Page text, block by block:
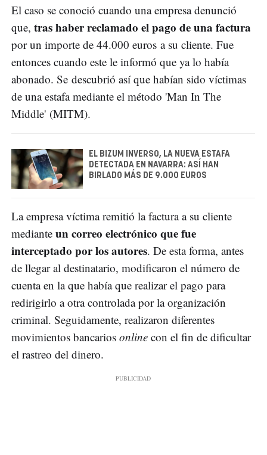
El caso se conoció cuando una empresa denunció
que, tras haber reclamado el pago de una factura
por un importe de 44.000 euros a su cliente. Fue
entonces cuando este le informó que ya lo había
abonado. Se descubrió así que habían sido víctimas
de una estafa mediante el método 'Man In The
Middle' (MITM).
EL BIZUM INVERSO, LA NUEVA ESTAFA
DETECTADA EN NAVARRA: ASÍ HAN
BIRLADO MÁS DE 9.000 EUROS
La empresa víctima remitió la factura a su cliente
mediante un correo electrónico que fue
interceptado por los autores. De esta forma, antes
de llegar al destinatario, modificaron el número de
cuenta en la que había que realizar el pago para
redirigirlo a otra controlada por la organización
criminal. Seguidamente, realizaron diferentes
movimientos bancarios online con el fin de dificultar
el rastreo del dinero.